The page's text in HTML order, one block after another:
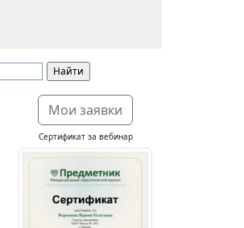
Мои заявки
Сертификат за вебинар